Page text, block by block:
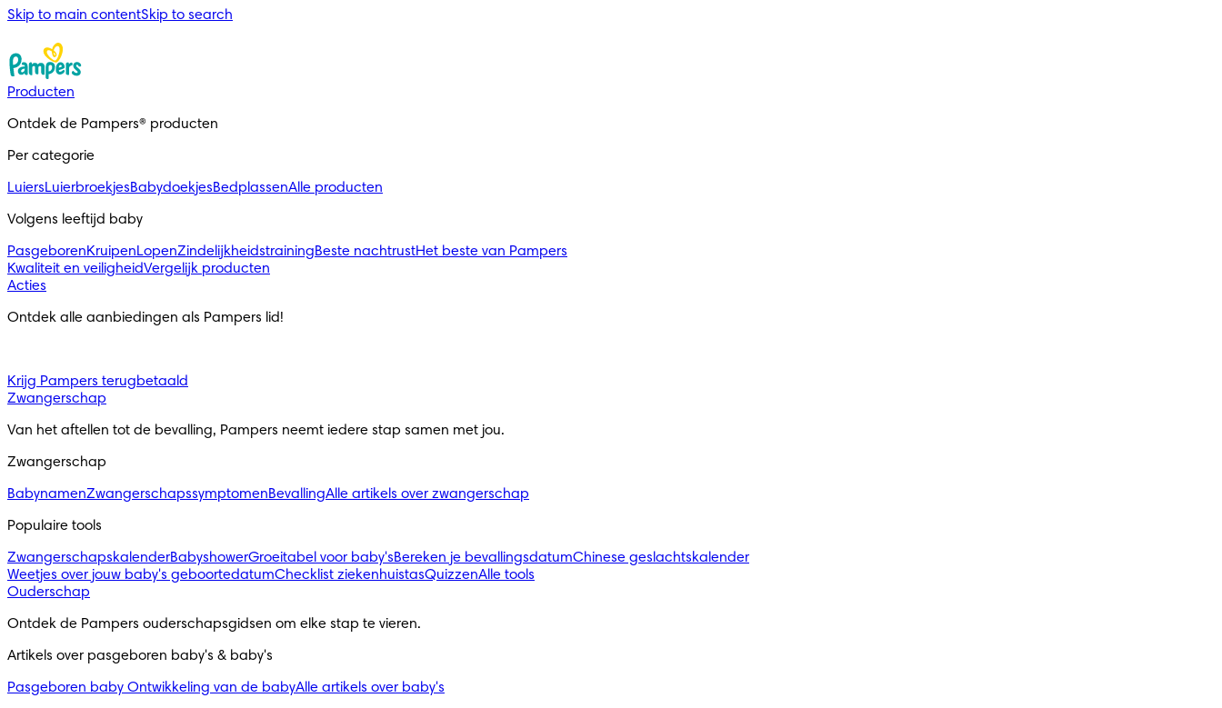
Skip to main contentSkip to search
Producten
Ontdek de Pampers® producten
Per categorie
LuiersLuierbroekjesBabydoekjesBedplassenAlle producten
Volgens leeftijd baby
PasgeborenKruipenLopenZindelijkheidstrainingBeste nachtrustHet beste van Pampers
Kwaliteit en veiligheidVergelijk producten
Acties
Ontdek alle aanbiedingen als Pampers lid!
Krijg Pampers terugbetaald
Zwangerschap
Van het aftellen tot de bevalling, Pampers neemt iedere stap samen met jou.
Zwangerschap
BabynamenZwangerschapssymptomenBevallingAlle artikels over zwangerschap
Populaire tools
ZwangerschapskalenderBabyshowerGroeitabel voor baby'sBereken je bevallingsdatumChinese geslachtskalender
Weetjes over jouw baby's geboortedatumChecklist ziekenhuistasQuizzenAlle tools
Ouderschap
Ontdek de Pampers ouderschapsgidsen om elke stap te vieren.
Artikels over pasgeboren baby's & baby's
Pasgeboren baby Ontwikkeling van de babyAlle artikels over baby's